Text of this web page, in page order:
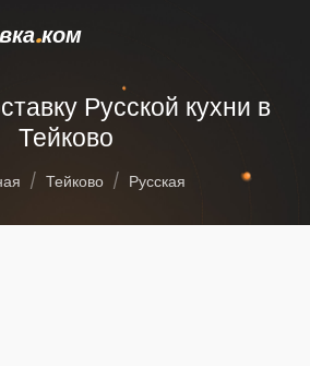
.ком
Русской кухни в
Тейково
Тейково Русская